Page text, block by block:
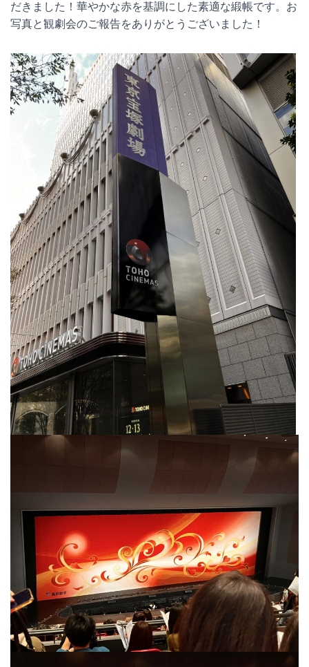
だきました！華やかな赤を基調にした素適な緞帳です。お
写真と観劇会のご報告をありがとうございました！